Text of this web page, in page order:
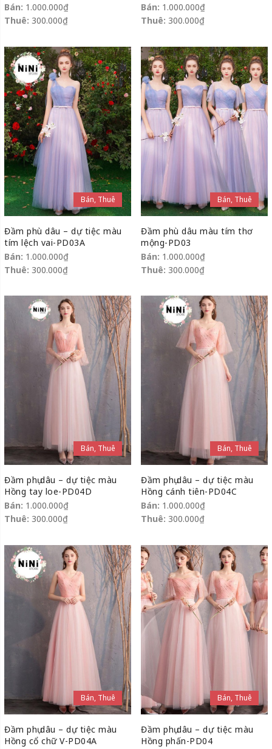
Bán: 1.000.000₫
Thuê: 300.000₫
Bán: 1.000.000₫
Thuê: 300.000₫
Bán, Thuê
Đầm phù dâu – dự tiệc màu
tím lệch vai-PD03A
Bán: 1.000.000₫
Thuê: 300.000₫
Bán, Thuê
Đầm phù dâu màu tím thơ
mộng-PD03
Bán: 1.000.000₫
Thuê: 300.000₫
Bán, Thuê
Đầm phụ dâu – dự tiệc màu
Hồng tay loe-PD04D
Bán: 1.000.000₫
Thuê: 300.000₫
Bán, Thuê
Đầm phụ dâu – dự tiệc màu
Hồng cánh tiên-PD04C
Bán: 1.000.000₫
Thuê: 300.000₫
Bán, Thuê
Đầm phụ dâu – dự tiệc màu
Hồng cổ chữ V-PD04A
Bán, Thuê
Đầm phụ dâu – dự tiệc màu
Hồng phấn-PD04